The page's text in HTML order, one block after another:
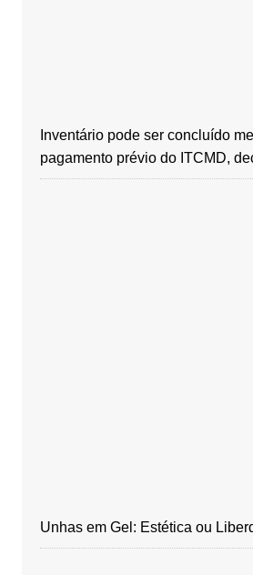
Inventário pode ser concluído
pagamento prévio do ITCMD,
Unhas em Gel: Estética ou